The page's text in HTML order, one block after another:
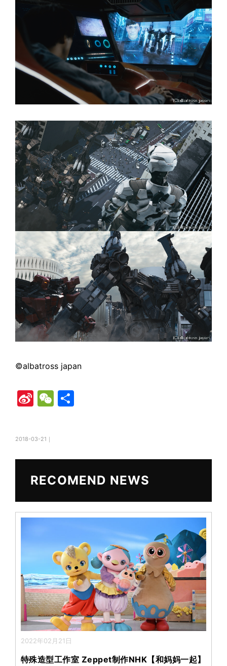
©albatross japan
Si
W
ei
b
W
at
2018-03-21｜
RECOMEND NEWS
2022年02月21日
特殊造型工作室 Zeppet制作NHK【和妈妈一起】